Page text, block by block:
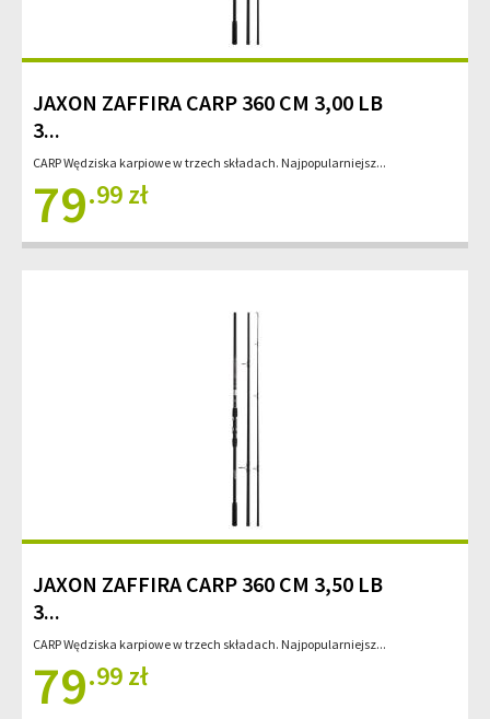
JAXON ZAFFIRA CARP 360 CM 3,00 LB
3...
CARP Wędziska karpiowe w trzech składach. Najpopularniejsz...
79.99 zł
JAXON ZAFFIRA CARP 360 CM 3,50 LB
3...
CARP Wędziska karpiowe w trzech składach. Najpopularniejsz...
79.99 zł